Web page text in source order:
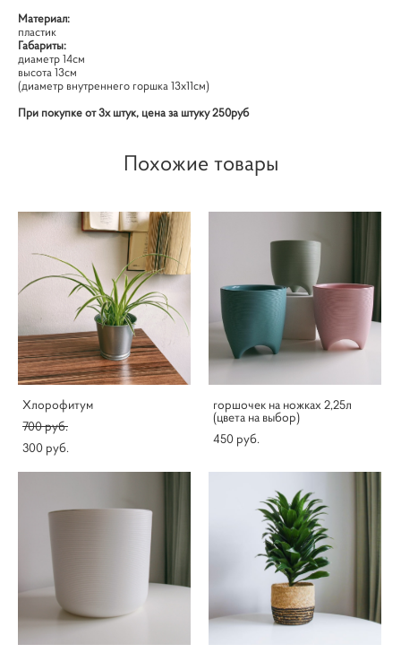
Материал:
пластик
Габариты:
диаметр 14см
высота 13см
(диаметр внутреннего горшка 13х11см)
При покупке от 3х штук, цена за штуку 250руб
Похожие товары
Хлорофитум
700 pуб.
300 pуб.
горшочек на ножках 2,25л
(цвета на выбор)
450 pуб.